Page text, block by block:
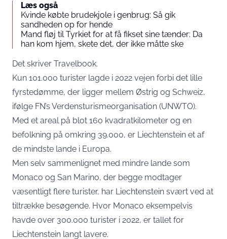
Læs også
Kvinde købte brudekjole i genbrug: Så gik
sandheden op for hende
Mand fløj til Tyrkiet for at få fikset sine tænder: Da
han kom hjem, skete det, der ikke måtte ske
Det skriver Travelbook.
Kun 101.000 turister lagde i 2022 vejen forbi det lille
fyrstedømme, der ligger mellem Østrig og Schweiz,
ifølge FN’s Verdensturismeorganisation (UNWTO).
Med et areal på blot 160 kvadratkilometer og en
befolkning på omkring 39.000, er Liechtenstein et af
de mindste lande i Europa.
Men selv sammenlignet med mindre lande som
Monaco og San Marino, der begge modtager
væsentligt flere turister, har Liechtenstein svært ved at
tiltrække besøgende. Hvor Monaco eksempelvis
havde over 300.000 turister i 2022, er tallet for
Liechtenstein langt lavere.